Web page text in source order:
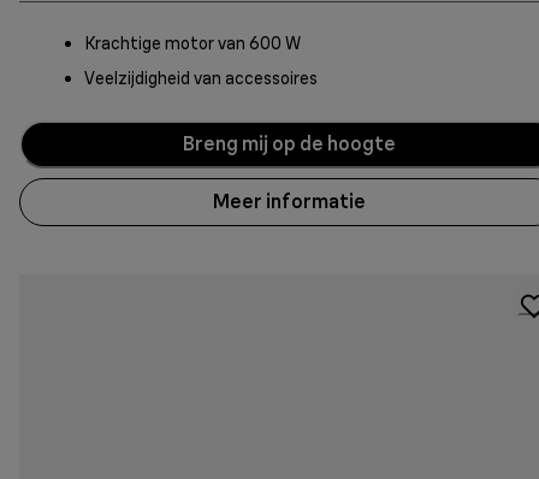
Krachtige motor van 600 W
Veelzijdigheid van accessoires
Breng mij op de hoogte
Meer informatie